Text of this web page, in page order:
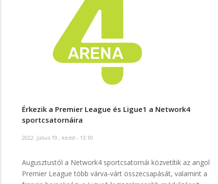
Érkezik a Premier League és Ligue1 a Network4
sportcsatornáira
2022. július 19., kedd - 13:10
Augusztustól a Network4 sportcsatornái közvetítik az angol
Premier League több várva-várt összecsapását, valamint a